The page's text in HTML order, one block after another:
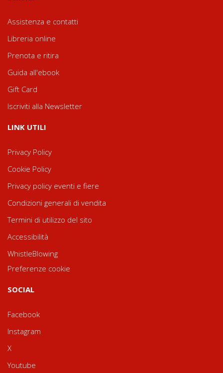
Assistenza e contatti
Libreria online
Prenota e ritira
Guida all'ebook
Gift Card
Iscriviti alla Newsletter
LINK UTILI
Privacy Policy
Cookie Policy
Privacy policy eventi e fiere
Condizioni generali di vendita
Termini di utilizzo del sito
Accessibilità
WhistleBlowing
Preferenze cookie
SOCIAL
Facebook
Instagram
X
Youtube